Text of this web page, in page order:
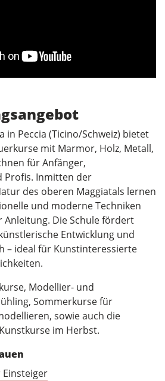
in Peccia (Ticino/Schweiz) bietet
mit Marmor, Holz, Metall,
für Anfänger,
Profis. Inmitten der
des oberen Maggiatals lernen
und moderne Techniken
Die Schule fördert
Entwicklung und
– ideal für Kunstinteressierte
Modellier- und
Sommerkurse für
sowie auch die
im Herbst.